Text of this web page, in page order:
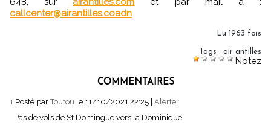
callcenter@airantilles.coadn
Lu 1963 fois
Tags : air antilles
Notez
COMMENTAIRES
1. Posté parToutou le 11/10/2021 22:25 | Alerter
Pas de vols de St Domingue vers la Dominique